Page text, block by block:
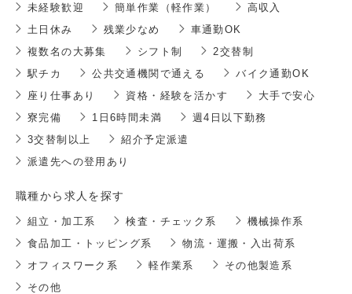
未経験歓迎 簡単作業（軽作業）
高収入
土日休み
残業少なめ
車通勤OK
複数名の大募集
シフト制
2交替制
駅チカ
公共交通機関で通える
バイク通勤OK
座り仕事あり
資格・経験を活かす
大手で安心
寮完備
1日6時間未満
週4日以下勤務
3交替制以上
紹介予定派遣
派遣先への登用あり
職種から求人を探す
組立・加工系 検査・チェック系
機械操作系
食品加工・トッピング系
物流・運搬・入出荷系
オフィスワーク系
軽作業系
その他製造系
その他